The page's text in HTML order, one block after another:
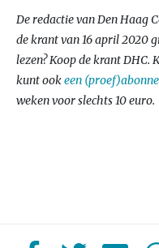
De redactie van Den Haag
de krant van 16 april 2020
lezen? Koop de krant DHC.
kunt ookeen
weken voor slechts 10 euro.